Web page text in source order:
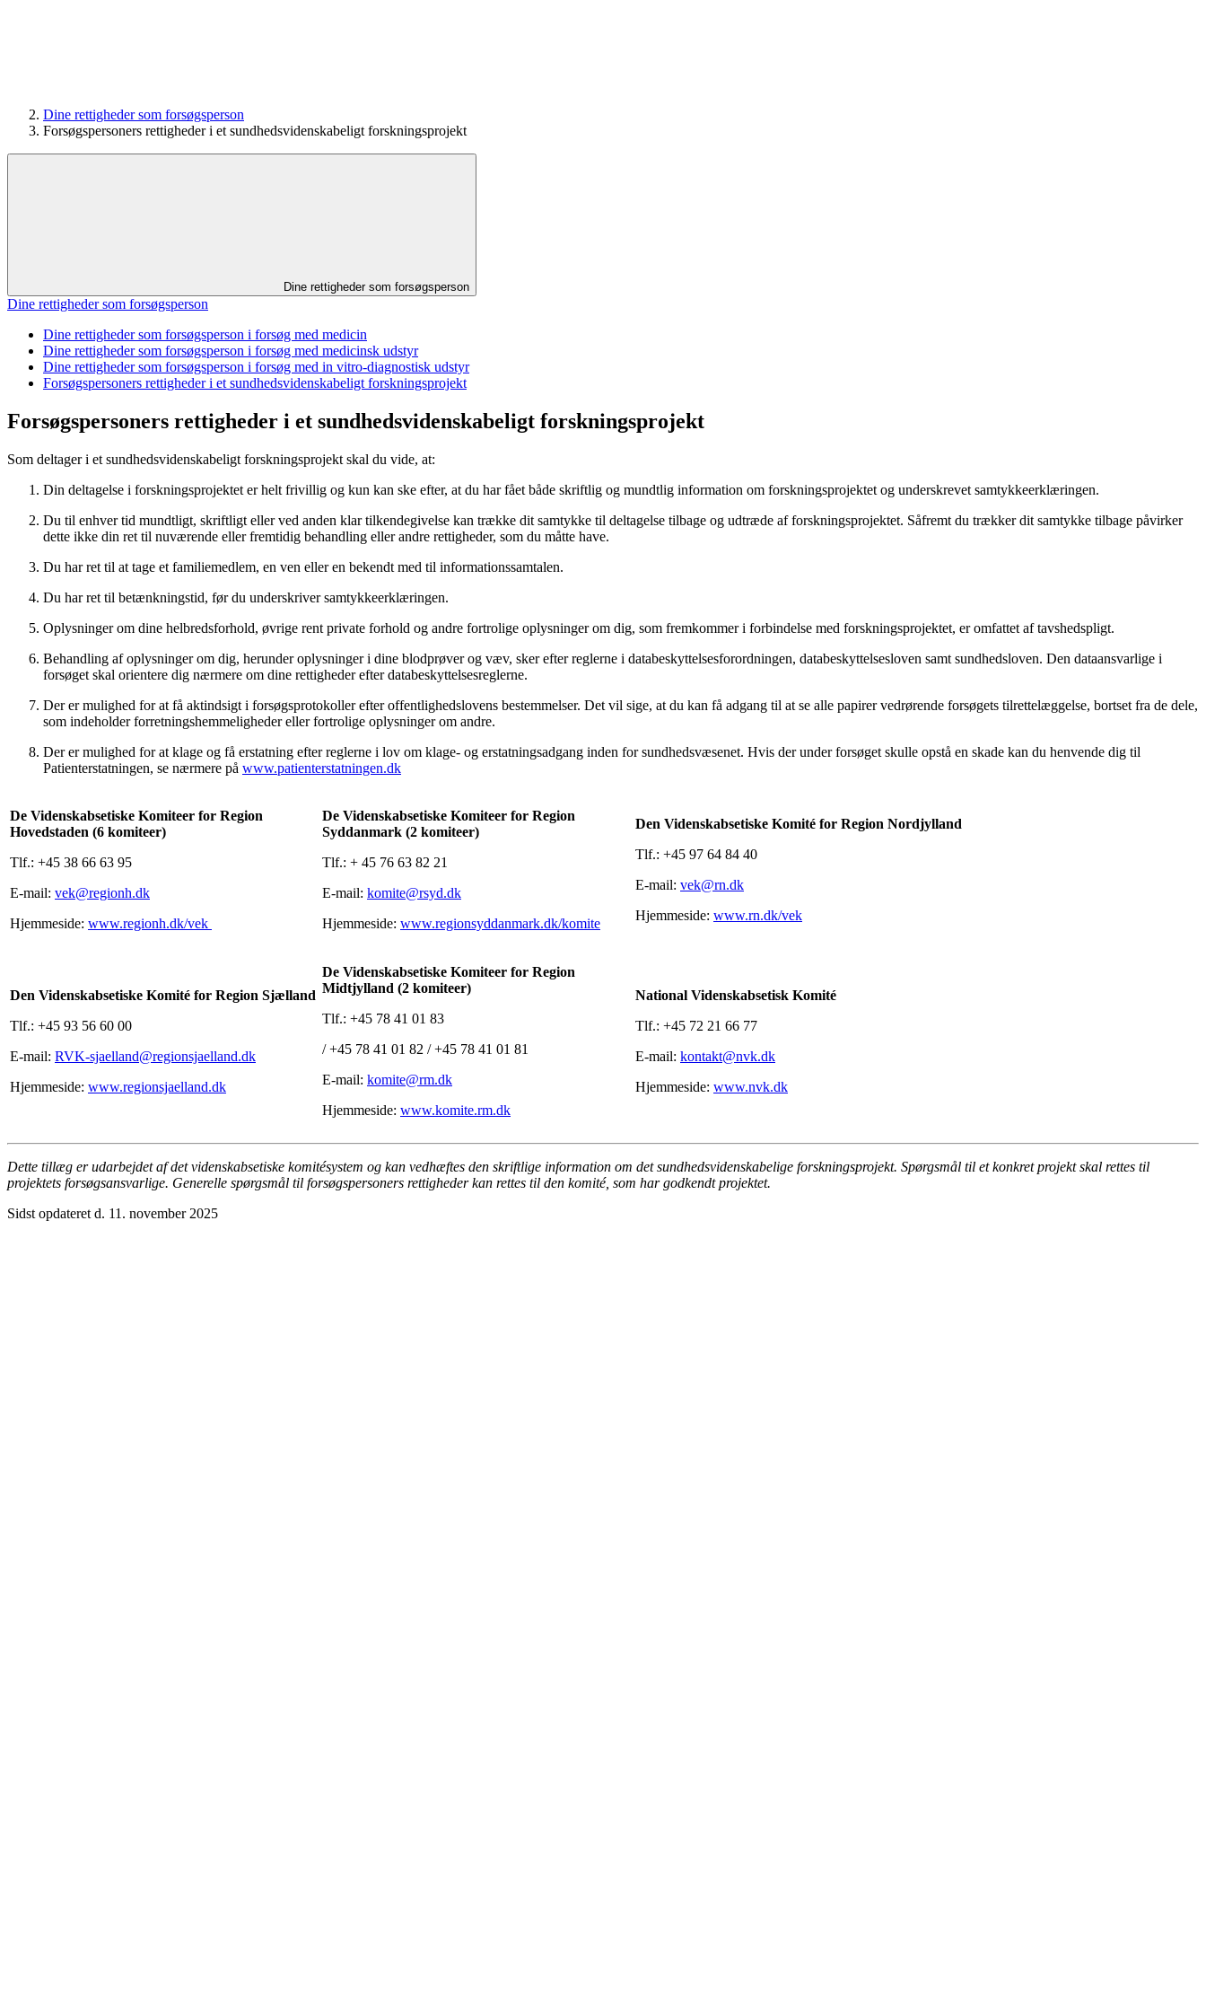
Dine rettigheder som forsøgsperson
Forsøgspersoners rettigheder i et sundhedsvidenskabeligt forskningsprojekt
Dine rettigheder som forsøgsperson
Dine rettigheder som forsøgsperson
Dine rettigheder som forsøgsperson i forsøg med medicin
Dine rettigheder som forsøgsperson i forsøg med medicinsk udstyr
Dine rettigheder som forsøgsperson i forsøg med in vitro-diagnostisk udstyr
Forsøgspersoners rettigheder i et sundhedsvidenskabeligt forskningsprojekt
Forsøgspersoners rettigheder i et sundhedsvidenskabeligt forskningsprojekt
Som deltager i et sundhedsvidenskabeligt forskningsprojekt skal du vide, at:
Din deltagelse i forskningsprojektet er helt frivillig og kun kan ske efter, at du har fået både skriftlig og mundtlig information om forskningsprojektet og underskrevet samtykkeerklæringen.
Du til enhver tid mundtligt, skriftligt eller ved anden klar tilkendegivelse kan trække dit samtykke til deltagelse tilbage og udtræde af forskningsprojektet. Såfremt du trækker dit samtykke tilbage påvirker
dette ikke din ret til nuværende eller fremtidig behandling eller andre rettigheder, som du måtte have.
Du har ret til at tage et familiemedlem, en ven eller en bekendt med til informationssamtalen.
Du har ret til betænkningstid, før du underskriver samtykkeerklæringen.
Oplysninger om dine helbredsforhold, øvrige rent private forhold og andre fortrolige oplysninger om dig, som fremkommer i forbindelse med forskningsprojektet, er omfattet af tavshedspligt.
Behandling af oplysninger om dig, herunder oplysninger i dine blodprøver og væv, sker efter reglerne i databeskyttelsesforordningen, databeskyttelsesloven samt sundhedsloven. Den dataansvarlige i
forsøget skal orientere dig nærmere om dine rettigheder efter databeskyttelsesreglerne.
Der er mulighed for at få aktindsigt i forsøgsprotokoller efter offentlighedslovens bestemmelser. Det vil sige, at du kan få adgang til at se alle papirer vedrørende forsøgets tilrettelæggelse, bortset fra de dele,
som indeholder forretningshemmeligheder eller fortrolige oplysninger om andre.
Der er mulighed for at klage og få erstatning efter reglerne i lov om klage- og erstatningsadgang inden for sundhedsvæsenet. Hvis der under forsøget skulle opstå en skade kan du henvende dig til
Patienterstatningen, se nærmere på www.patienterstatningen.dk
De Videnskabsetiske Komiteer for Region
Hovedstaden (6 komiteer)
Tlf.: +45 38 66 63 95
E-mail: vek@regionh.dk
Hjemmeside: www.regionh.dk/vek
De Videnskabsetiske Komiteer for Region
Syddanmark (2 komiteer)
Tlf.: + 45 76 63 82 21
E-mail: komite@rsyd.dk
Hjemmeside: www.regionsyddanmark.dk/komite
Den Videnskabsetiske Komité for Region Nordjylland
Tlf.: +45 97 64 84 40
E-mail: vek@rn.dk
Hjemmeside: www.rn.dk/vek
Den Videnskabsetiske Komité for Region Sjælland
Tlf.: +45 93 56 60 00
E-mail: RVK-sjaelland@regionsjaelland.dk
Hjemmeside: www.regionsjaelland.dk
De Videnskabsetiske Komiteer for Region
Midtjylland (2 komiteer)
Tlf.: +45 78 41 01 83
/ +45 78 41 01 82 / +45 78 41 01 81
E-mail: komite@rm.dk
Hjemmeside: www.komite.rm.dk
National Videnskabsetisk Komité
Tlf.: +45 72 21 66 77
E-mail: kontakt@nvk.dk
Hjemmeside: www.nvk.dk
Dette tillæg er udarbejdet af det videnskabsetiske komitésystem og kan vedhæftes den skriftlige information om det sundhedsvidenskabelige forskningsprojekt. Spørgsmål til et konkret projekt skal rettes til
projektets forsøgsansvarlige. Generelle spørgsmål til forsøgspersoners rettigheder kan rettes til den komité, som har godkendt projektet.
Sidst opdateret d. 11. november 2025